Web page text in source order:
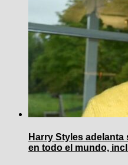
Harry Styles
en todo el mundo,